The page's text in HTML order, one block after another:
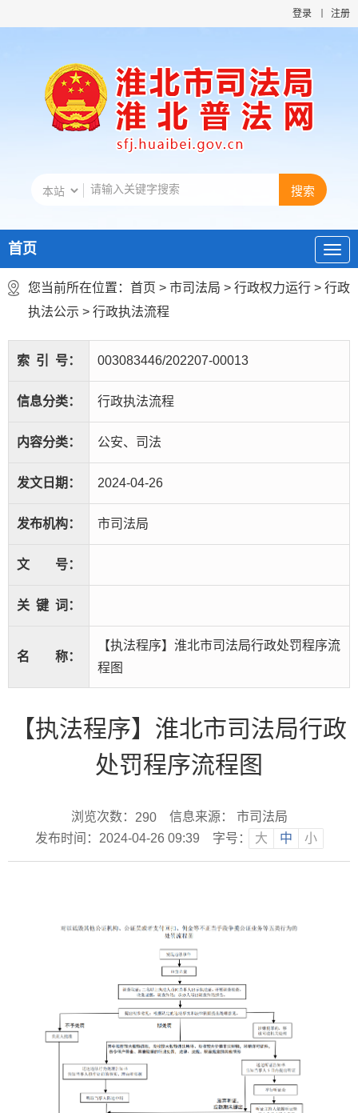
登录 注册
首页
您当前所在位置： 首页 > 市司法局 > 行政权力运行 > 行政
执法公示 > 行政执法流程
索 引 号： 003083446/202207-00013
信息分类： 行政执法流程
内容分类： 公安、司法
发文日期： 2024-04-26
发布机构： 市司法局
文 号：
关 键 词：
名 称：
【执法程序】淮北市司法局行政处罚程序流
程图
【执法程序】淮北市司法局行政
处罚程序流程图
浏览次数： 290
信息来源： 市司法局
发布时间：2024-04-26 09:39
字号： 大 中 小